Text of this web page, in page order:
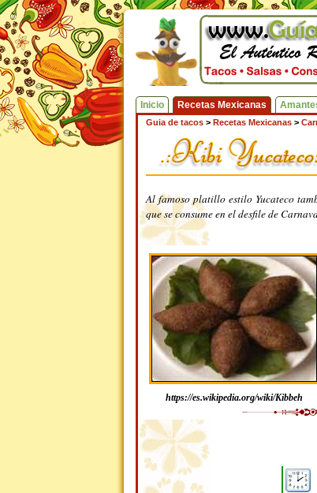
Inicio Recetas Mexicanas
Guia de tacos > Recetas Mexicanas >
Al famoso platillo estilo Yucateco
que se consume en el desfile de
https://es.wikipedia.org/wiki/Kibbeh